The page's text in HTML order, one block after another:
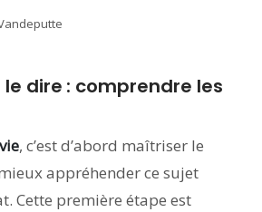
dire : comprendre les
, c’est d’abord maîtriser le
appréhender ce sujet
Cette première étape est